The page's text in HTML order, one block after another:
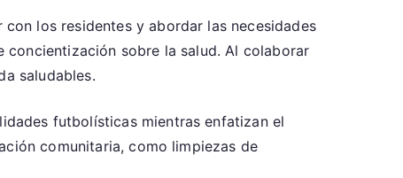
los residentes y abordar las necesidades
concientización sobre la salud. Al colaborar
saludables.
futbolísticas mientras enfatizan el
comunitaria, como limpiezas de